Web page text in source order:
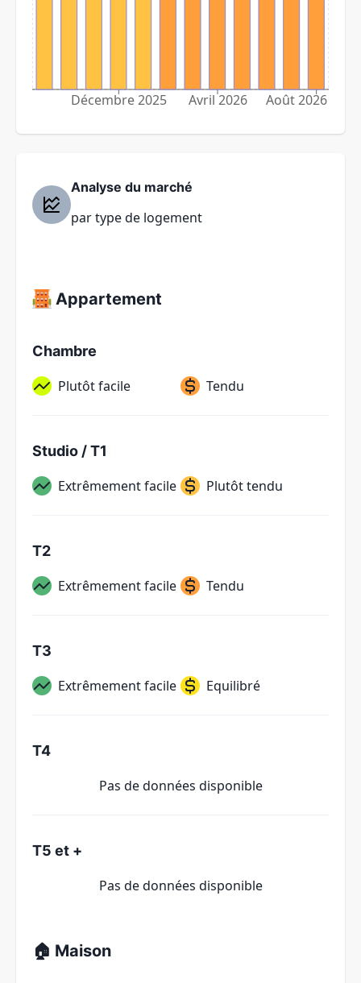
Décembre 2025 Avril 2026 Août 2026
Analyse du marché
par type de logement
Appartement
Chambre
Plutôt facile Tendu
Studio / T1
Extrêmement facile Plutôt tendu
T2
Extrêmement facile Tendu
T3
Extrêmement facile Equilibré
T4
Pas de données disponible
T5 et +
Pas de données disponible
🏠 Maison